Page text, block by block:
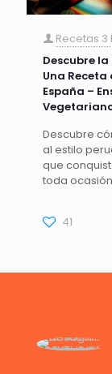
Recetas
Descubre
Una
España –
Descubre
al estilo
que
toda
41